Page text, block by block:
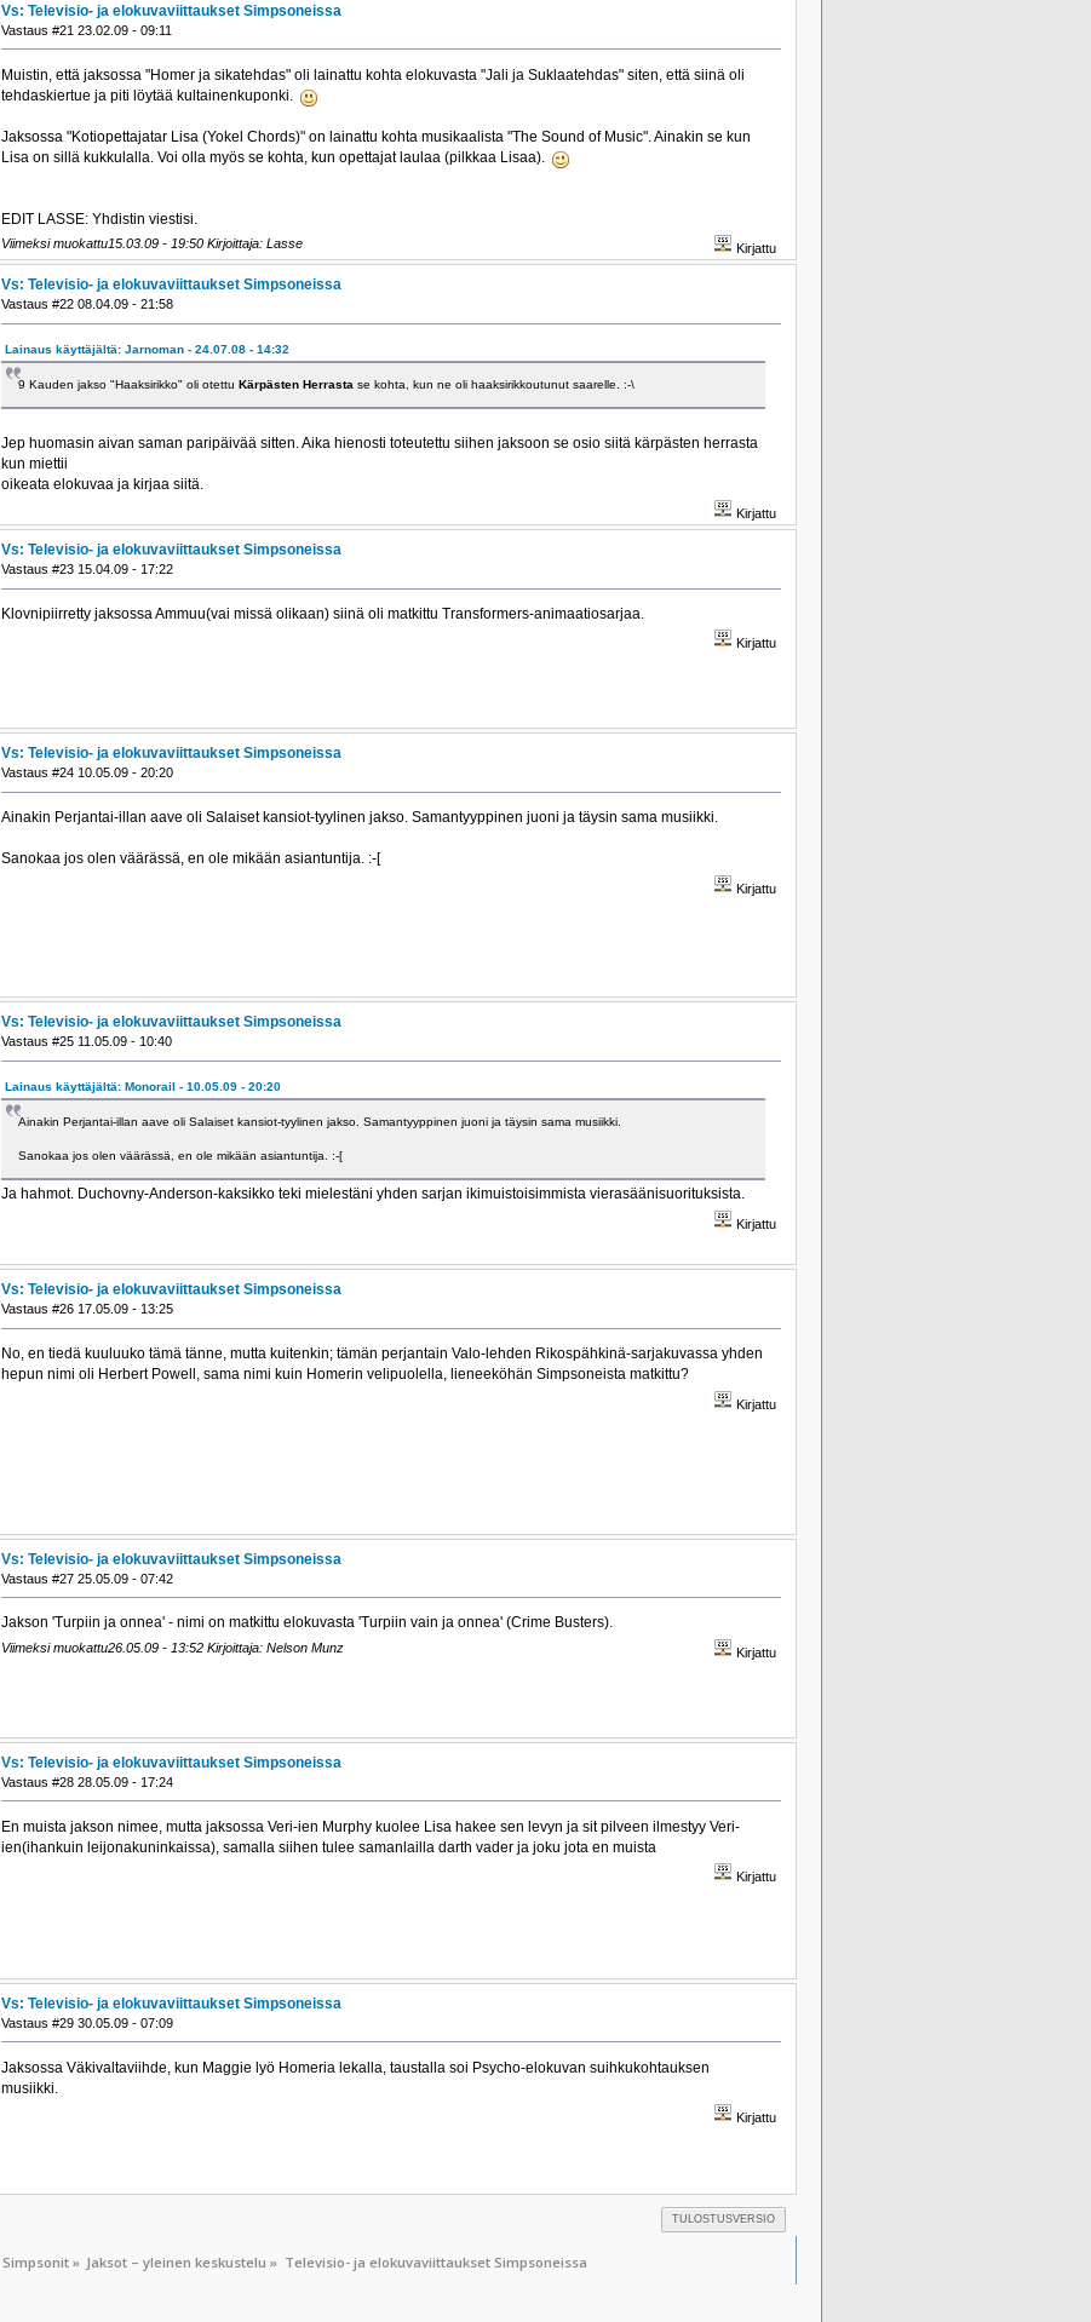
Vs: Televisio- ja elokuvaviittaukset Simpsoneissa
Vastaus #21 23.02.09 - 09:11
Muistin, että jaksossa "Homer ja sikatehdas" oli lainattu kohta elokuvasta "Jali ja Suklaatehdas" siten, että siinä oli
tehdaskiertue ja piti löytää kultainenkuponki.
Jaksossa "Kotiopettajatar Lisa (Yokel Chords)" on lainattu kohta musikaalista "The Sound of Music". Ainakin se kun
Lisa on sillä kukkulalla. Voi olla myös se kohta, kun opettajat laulaa (pilkkaa Lisaa).
EDIT LASSE: Yhdistin viestisi.
Viimeksi muokattu15.03.09 - 19:50 Kirjoittaja: Lasse Kirjattu
Vs: Televisio- ja elokuvaviittaukset Simpsoneissa
Vastaus #22 08.04.09 - 21:58
Lainaus käyttäjältä: Jarnoman - 24.07.08 - 14:32
9 Kauden jakso "Haaksirikko" oli otettu Kärpästen Herrasta se kohta, kun ne oli haaksirikkoutunut saarelle. :-\
Jep huomasin aivan saman paripäivää sitten. Aika hienosti toteutettu siihen jaksoon se osio siitä kärpästen herrasta
kun miettii
oikeata elokuvaa ja kirjaa siitä.
Kirjattu
Vs: Televisio- ja elokuvaviittaukset Simpsoneissa
Vastaus #23 15.04.09 - 17:22
Klovnipiirretty jaksossa Ammuu(vai missä olikaan) siinä oli matkittu Transformers-animaatiosarjaa.
Kirjattu
Vs: Televisio- ja elokuvaviittaukset Simpsoneissa
Vastaus #24 10.05.09 - 20:20
Ainakin Perjantai-illan aave oli Salaiset kansiot-tyylinen jakso. Samantyyppinen juoni ja täysin sama musiikki.
Sanokaa jos olen väärässä, en ole mikään asiantuntija. :-[
Kirjattu
Vs: Televisio- ja elokuvaviittaukset Simpsoneissa
Vastaus #25 11.05.09 - 10:40
Lainaus käyttäjältä: Monorail - 10.05.09 - 20:20
Ainakin Perjantai-illan aave oli Salaiset kansiot-tyylinen jakso. Samantyyppinen juoni ja täysin sama musiikki.
Sanokaa jos olen väärässä, en ole mikään asiantuntija. :-[
Ja hahmot. Duchovny-Anderson-kaksikko teki mielestäni yhden sarjan ikimuistoisimmista vierasäänisuorituksista.
Kirjattu
Vs: Televisio- ja elokuvaviittaukset Simpsoneissa
Vastaus #26 17.05.09 - 13:25
No, en tiedä kuuluuko tämä tänne, mutta kuitenkin; tämän perjantain Valo-lehden Rikospähkinä-sarjakuvassa yhden
hepun nimi oli Herbert Powell, sama nimi kuin Homerin velipuolella, lieneeköhän Simpsoneista matkittu?
Kirjattu
Vs: Televisio- ja elokuvaviittaukset Simpsoneissa
Vastaus #27 25.05.09 - 07:42
Jakson 'Turpiin ja onnea' - nimi on matkittu elokuvasta 'Turpiin vain ja onnea' (Crime Busters).
Viimeksi muokattu26.05.09 - 13:52 Kirjoittaja: Nelson Munz Kirjattu
Vs: Televisio- ja elokuvaviittaukset Simpsoneissa
Vastaus #28 28.05.09 - 17:24
En muista jakson nimee, mutta jaksossa Veri-ien Murphy kuolee Lisa hakee sen levyn ja sit pilveen ilmestyy Veri-
ien(ihankuin leijonakuninkaissa), samalla siihen tulee samanlailla darth vader ja joku jota en muista
Kirjattu
Vs: Televisio- ja elokuvaviittaukset Simpsoneissa
Vastaus #29 30.05.09 - 07:09
Jaksossa Väkivaltaviihde, kun Maggie lyö Homeria lekalla, taustalla soi Psycho-elokuvan suihkukohtauksen
musiikki.
Kirjattu
TULOSTUSVERSIO
Simpsonit» Jaksot – yleinen keskustelu » Televisio- ja elokuvaviittaukset Simpsoneissa